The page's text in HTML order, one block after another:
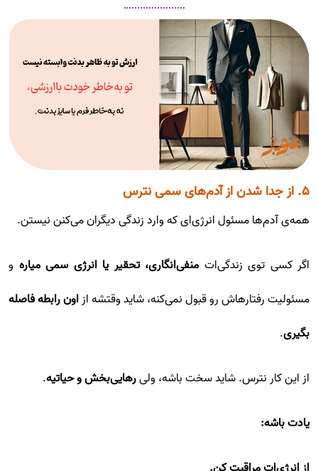
۵. از جدا شدن از آدم‌های سمی نترس
همه‌ی آدم‌ها مسئول انرژی‌ای که وارد زندگی دیگران می‌کنن نیستن.
اگر کسی توی زندگی‌ات منفی‌انگاری، تحقیر یا انرژی سمی میاره و
مسئولیت رفتارهاش رو قبول نمی‌کنه، شاید وقتشه ازاون رابطه فاصله
بگیری.
از این کار نترس. شاید سخت باشه، ولیرهایی‌بخش و حیاتیه.
یادت باشه: